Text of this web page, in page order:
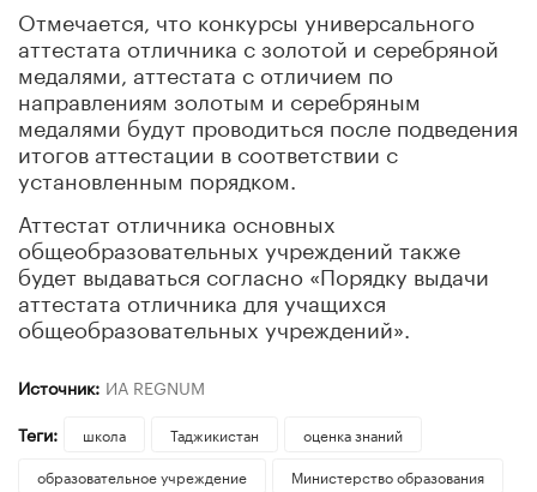
Отмечается, что конкурсы универсального
аттестата отличника с золотой и серебряной
медалями, аттестата с отличием по
направлениям золотым и серебряным
медалями будут проводиться после подведения
итогов аттестации в соответствии с
установленным порядком.
Аттестат отличника основных
общеобразовательных учреждений также
будет выдаваться согласно «Порядку выдачи
аттестата отличника для учащихся
общеобразовательных учреждений».
Источник: ИА REGNUM
Теги:
школа Таджикистан
оценка знаний
образовательное учреждение
Министерство образования